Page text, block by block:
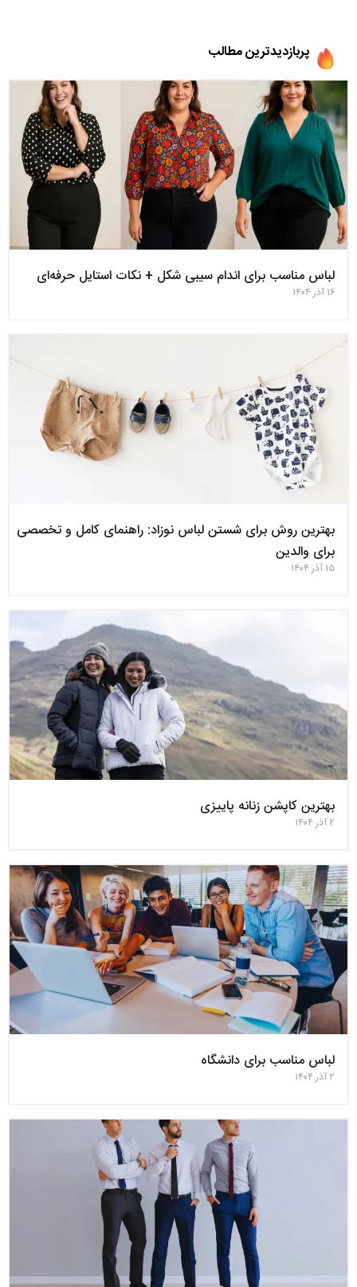
پربازدیدترین مطالب
لباس مناسب برای اندام سیبی‌ شکل + نکات استایل حرفه‌ای
۱۶ آذر ۱۴۰۴
بهترین روش برای شستن لباس نوزاد: راهنمای کامل و تخصصی
برای والدین
۱۵ آذر ۱۴۰۴
بهترین کاپشن زنانه پاییزی
۲ آذر ۱۴۰۴
لباس مناسب برای دانشگاه
۲ آذر ۱۴۰۴